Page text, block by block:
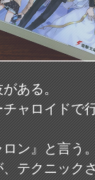
ある。
ャロイドで
ン』と言う
テクニック